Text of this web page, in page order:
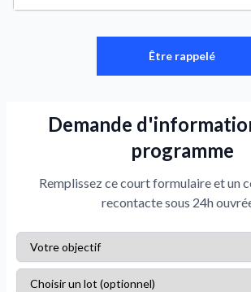
Être rappelé
Demande
programme
Remplissez ce court formulaire et un
recontacte sous 24h